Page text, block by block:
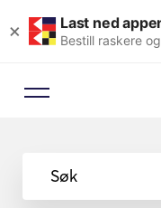
× Last ned
Bestill raskere
Søk